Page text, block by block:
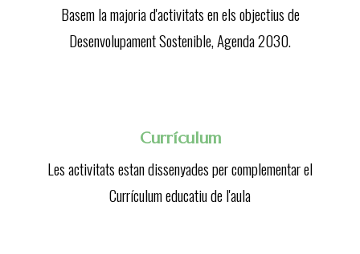
Basem la majoria d'activitats en els objectius de
Desenvolupament Sostenible, Agenda 2030.
Currículum
Les activitats estan dissenyades per complementar el
Currículum educatiu de l'aula